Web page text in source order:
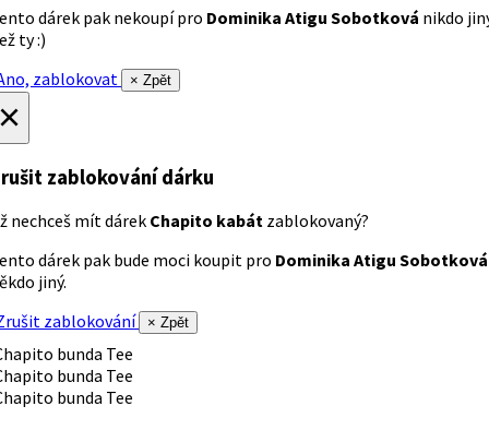
dárek pak nekoupí pro Dominika Atigu Sobotková nikdo
ty :)
zablokovat
× Zpět
zablokování dárku
nechceš mít dárek Chapito kabát zablokovaný?
dárek pak bude moci koupit pro Dominika Atigu Sobotková
jiný.
zablokování
× Zpět